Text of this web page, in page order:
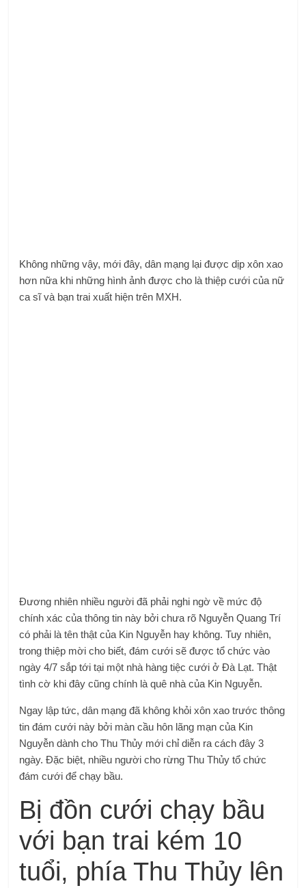
Đương nhiên nhiều người đã phải nghi ngờ về mức độ
chính xác của thông tin này bởi chưa rõ Nguyễn Quang Trí
có phải là tên thật của Kin Nguyễn hay không. Tuy nhiên,
trong thiệp mời cho biết, đám cưới sẽ được tổ chức vào
ngày 4/7 sắp tới tại một nhà hàng tiệc cưới ở Đà Lạt. Thật
Ngay lập tức, dân mạng đã không khỏi xôn xao trước thông
tin đám cưới này bởi màn cầu hôn lãng mạn của Kin
Nguyễn dành cho Thu Thủy mới chỉ diễn ra cách đây 3
ngày. Đặc biệt, nhiều người cho rừng Thu Thủy tổ chức
Bị đồn cưới chạy bầu
với bạn trai kém 10